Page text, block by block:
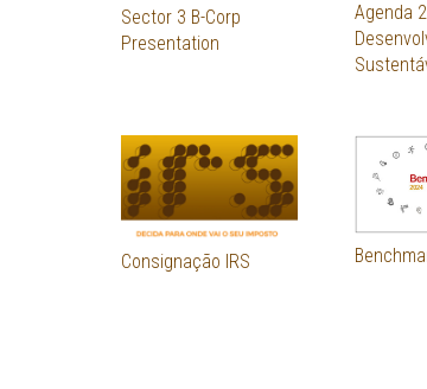
Sector 3 B-Corp
Presentation
Agenda
Consignação IRS